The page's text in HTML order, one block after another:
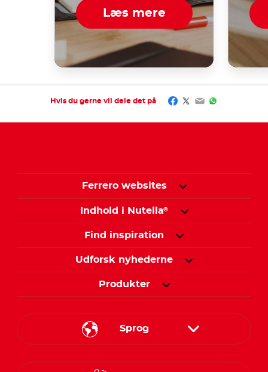
Læs mere
Hvis du gerne vil dele det på Facebook
Twitter
EmailWhatsApp
Ferrero websites
Indhold i Nutella®
Find inspiration
Udforsk nyhederne
Produkter
Sprog
Danish